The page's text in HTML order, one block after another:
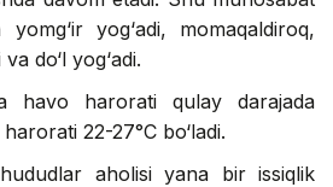
yog‘adi, momaqaldiroq,
do‘l yog‘adi.
havo harorati qulay darajada
22-27°C bo‘ladi.
aholisi yana bir issiqlik